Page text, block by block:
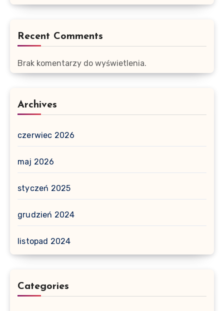
Recent Comments
Brak komentarzy do wyświetlenia.
Archives
czerwiec 2026
maj 2026
styczeń 2025
grudzień 2024
listopad 2024
Categories